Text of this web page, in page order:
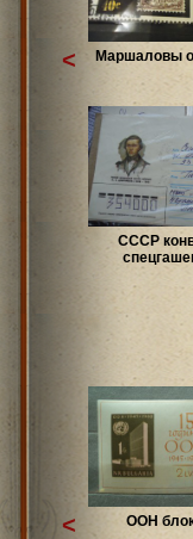
Маршаловы
СССР
<
ООН
<